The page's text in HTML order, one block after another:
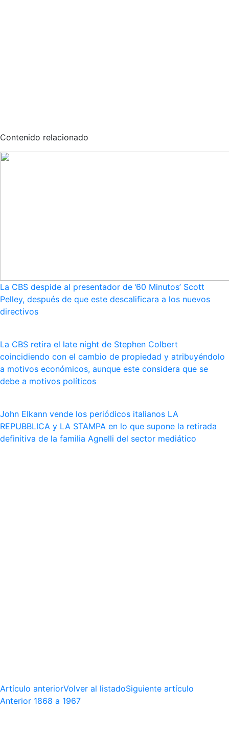
Contenido relacionado
La CBS despide al presentador de ’60 Minutos’ Scott
Pelley, después de que este descalificara a los nuevos
directivos
La CBS retira el late night de Stephen Colbert
coincidiendo con el cambio de propiedad y atribuyéndolo
a motivos económicos, aunque este considera que se
debe a motivos políticos
John Elkann vende los periódicos italianos LA
REPUBBLICA y LA STAMPA en lo que supone la retirada
definitiva de la familia Agnelli del sector mediático
Artículo anteriorVolver al listadoSiguiente artículo
Anterior 1868 a 1967